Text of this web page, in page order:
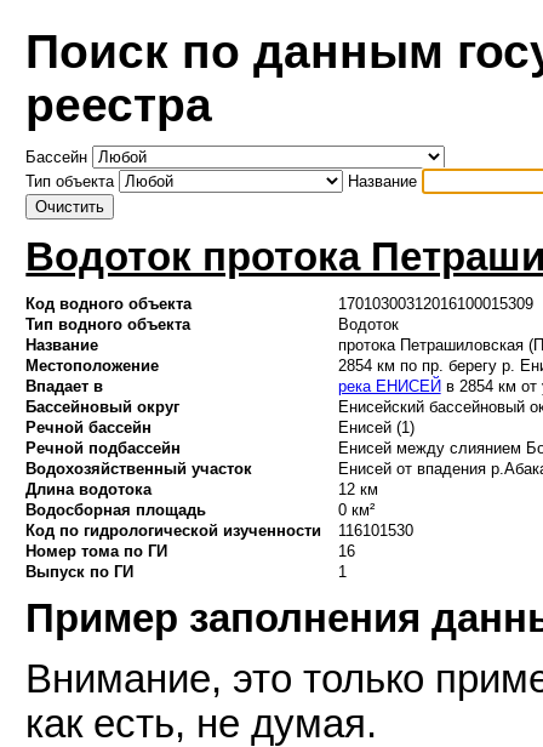
Поиск по данным
реестра
Бассейн
Тип объекта
Название
Водоток протока
Код водного объекта
17010300312016100015309
Тип водного объекта
Водоток
Название
протока Петрашиловская
Местоположение
2854 км по пр. берегу р.
Впадает в
река ЕНИСЕЙ в 2854 км от
Бассейновый округ
Енисейский бассейновый
Речной бассейн
Енисей (1)
Речной подбассейн
Енисей между слиянием
Водохозяйственный участок
Енисей от впадения
Длина водотока
12 км
Водосборная площадь
0 км²
Код по гидрологической изученности
116101530
Номер тома по ГИ
16
Выпуск по ГИ
1
Пример заполнения
Внимание, это только
как есть, не думая.